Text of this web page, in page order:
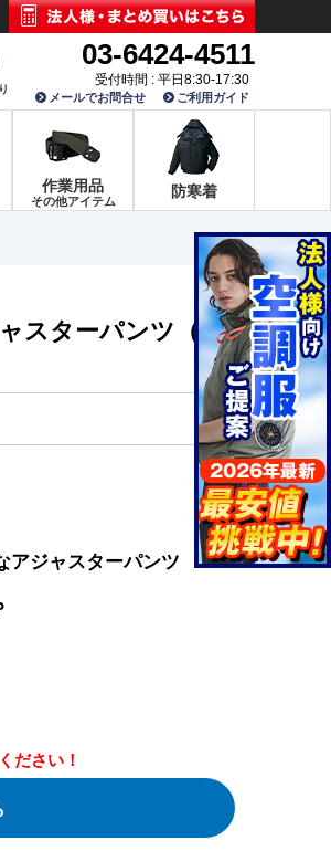
03-6424-4511
受付時間 : 平日8:30-17:30
メールでお問合せ ご利用ガイド
作業用品
その他アイテム
防寒着
スターパンツ（反
アジャスターパンツ
ださい！